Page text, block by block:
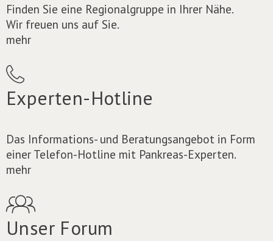
Finden Sie eine Regionalgruppe in Ihrer Nähe.
Wir freuen uns auf Sie.
mehr
Experten-Hotline
Das Informations- und Beratungsangebot in Form
einer Telefon-Hotline mit Pankreas-Experten.
mehr
Unser Forum